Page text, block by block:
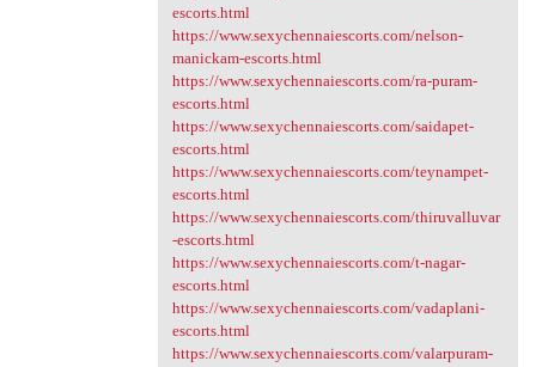
escorts.html
https://www.sexychennaiescorts.com/nelson-
manickam-escorts.html
https://www.sexychennaiescorts.com/ra-puram-
escorts.html
https://www.sexychennaiescorts.com/saidapet-
escorts.html
https://www.sexychennaiescorts.com/teynampet-
escorts.html
https://www.sexychennaiescorts.com/thiruvalluvar
-escorts.html
https://www.sexychennaiescorts.com/t-nagar-
escorts.html
https://www.sexychennaiescorts.com/vadaplani-
escorts.html
https://www.sexychennaiescorts.com/valarpuram-